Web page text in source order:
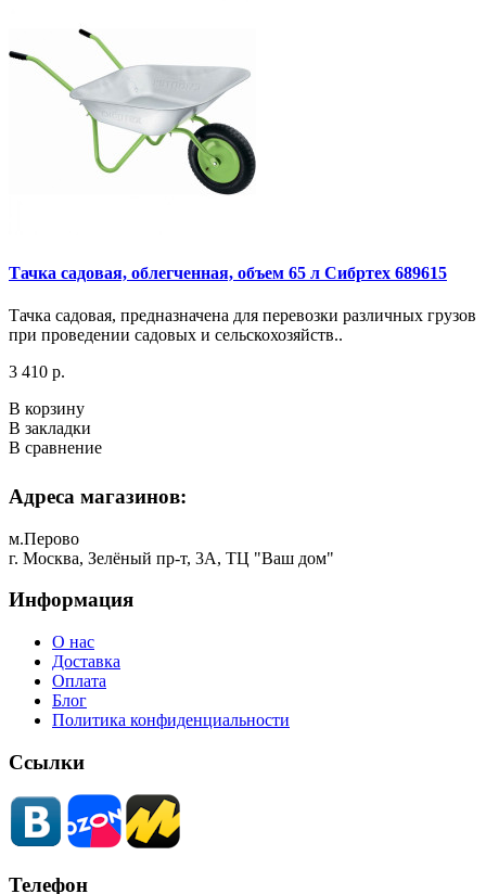
Тачка садовая, облегченная, объем 65 л Сибртех 689615
Тачка садовая, предназначена для перевозки различных грузов
при проведении садовых и сельскохозяйств..
3 410 р.
В корзину
В закладки
В сравнение
Адреса магазинов:
м.Перово
г. Москва, Зелёный пр-т, 3А, ТЦ "Ваш дом"
Информация
О нас
Доставка
Оплата
Блог
Политика конфиденциальности
Ссылки
Телефон